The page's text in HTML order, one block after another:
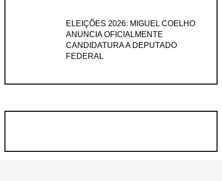
ELEIÇÕES 2026: MIGUEL COELHO
ANUNCIA OFICIALMENTE
CANDIDATURA A DEPUTADO
FEDERAL